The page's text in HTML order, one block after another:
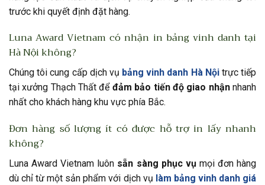
trước khi quyết định đặt hàng.
Luna Award Vietnam có nhận in bảng vinh danh tại
Hà Nội không?
Chúng tôi cung cấp dịch vụ bảng vinh danh Hà Nộitrực tiếp
tại xưởng Thạch Thất để đảm bảo tiến độ giao nhậnnhanh
nhất cho khách hàng khu vực phía Bắc.
Đơn hàng số lượng ít có được hỗ trợ in lấy nhanh
không?
Luna Award Vietnam luôn sẵn sàng phục vụmọi đơn hàng
dù chỉ từ một sản phẩm với dịch vụ làm bảng vinh danh giá